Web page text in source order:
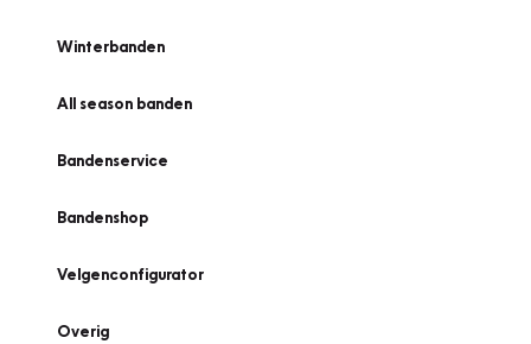
Winterbanden
All season banden
Bandenservice
Bandenshop
Velgenconfigurator
Overig